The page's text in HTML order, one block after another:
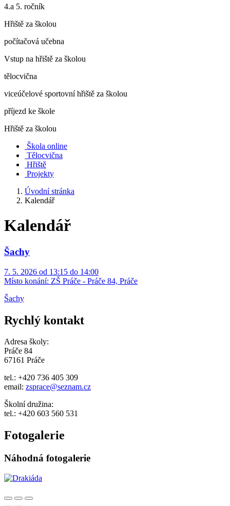
4.a 5. ročník
Hřiště za školou
počítačová učebna
Vstup na hřiště za školou
tělocvična
viceúčelové sportovní hřiště za školou
příjezd ke škole
Hřiště za školou
Škola online
Tělocvična
Hřiště
Projekty
Úvodní stránka
Kalendář
Kalendář
Šachy
7. 5. 2026 od 13:15 do 14:00
Místo konání: ZŠ Práče - Práče 84, Práče
Šachy
Rychlý kontakt
Adresa školy:
Práče 84
67161 Práče
tel.: +420 736 405 309
email: zsprace@seznam.cz
Školní družina:
tel.: +420 603 560 531
Fotogalerie
Náhodná fotogalerie